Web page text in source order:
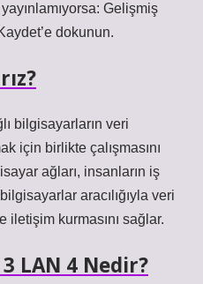
Gelişmiş
dokunun.
bilgisayarların veri
için birlikte çalışmasını
ağları, insanların iş
aracılığıyla veri
iletişim kurmasını sağlar.
LAN 4 Nedir?